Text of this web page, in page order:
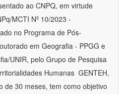
ao CNPQ, em virtude
MCTI Nº 10/2023 -
no Programa de Pós-
em Geografia - PPGG e
UNIR, pelo Grupo de Pesquisa
Humanas  GENTEH,
de 30 meses, tem como objetivo